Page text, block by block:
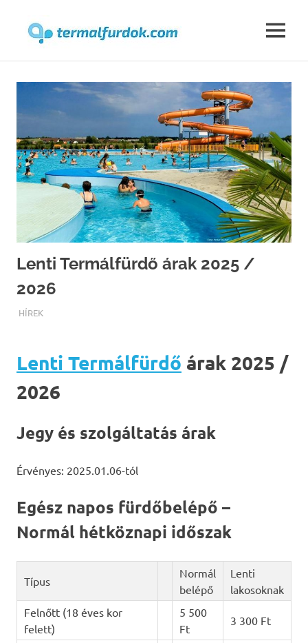
MENU
Lenti Termálfürdő árak 2025 /
2026
TERMALFURDOK.COM
HÍREK
Lenti Termálfürdő árak 2025 /
2026
Jegy és szolgáltatás árak
Érvényes: 2025.01.06-tól
Egész napos fürdőbelépő –
Normál hétköznapi időszak
Típus
Normál
belépő
Lenti
lakosoknak
Felnőtt (18 éves kor
felett)
5 500
Ft
3 300 Ft